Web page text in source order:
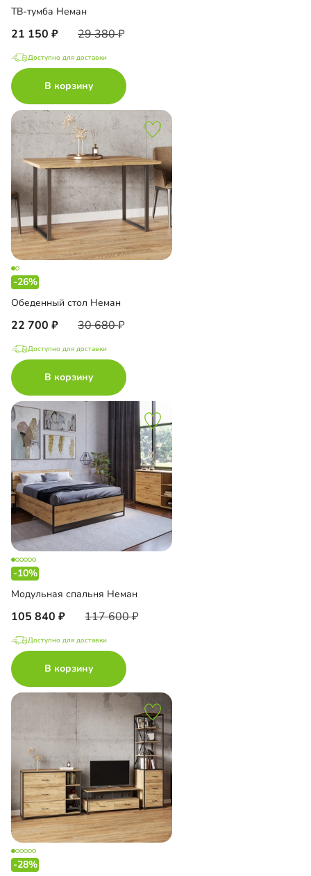
ТВ-тумба Неман
21 150 29 380
Доступно для доставки
В корзину
-26%
Обеденный стол Неман
22 700 30 680
Доступно для доставки
В корзину
-10%
Модульная спальня Неман
105 840 117 600
Доступно для доставки
В корзину
-28%